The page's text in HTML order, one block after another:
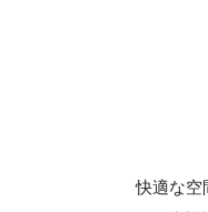
快適な空